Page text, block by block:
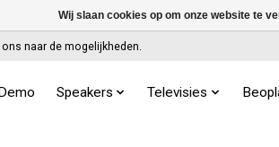
naar de mogelijkheden.
Speakers Televisies
Wij slaan cookies op om onze website te